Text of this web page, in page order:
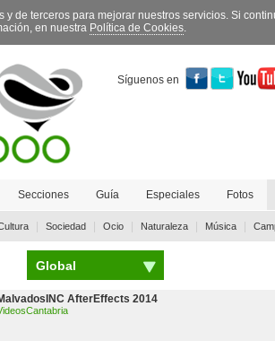
y de terceros para mejorar nuestros servicios. Si
en nuestra Política de Cookies.
Síguenos en
Secciones Guía Especiales Fotos
Sociedad Ocio Naturaleza Música
Global
AfterEffects 2014